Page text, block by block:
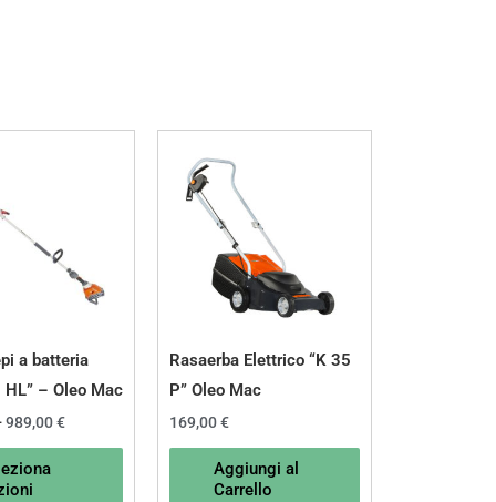
a batteria
HL” – Oleo Mac
989,00€
prodotto
possono
essere
nella
Rasaerba Elettrico “K 35
P” Oleo Mac
169,00€
Aggiungi al
Carrello